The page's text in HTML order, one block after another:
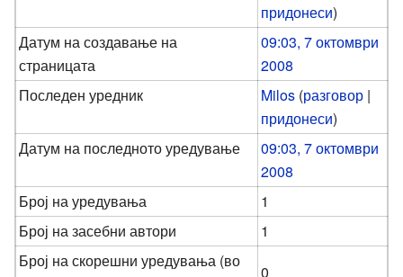
придонеси)
Датум на создавање на
страницата
09:03, 7 октомври
2008
Последен уредник
Milos (разговор |
придонеси)
Датум на последното уредување
09:03, 7 октомври
2008
Број на уредувања
1
Број на засебни автори
1
Број на скорешни уредувања (во
0